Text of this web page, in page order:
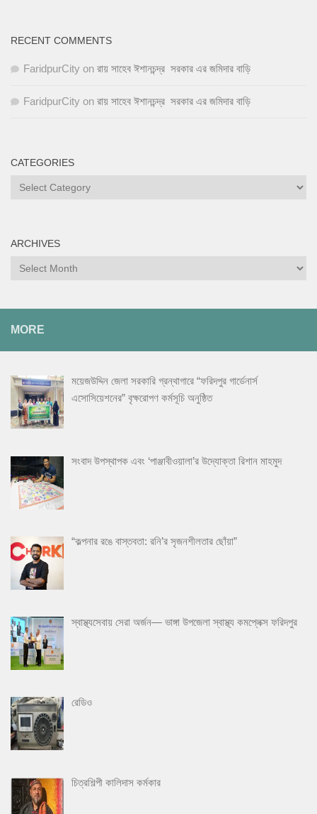
RECENT COMMENTS
FaridpurCity on রায় সাহেব ঈশানচন্দ্র সরকার এর জমিদার বাড়ি
FaridpurCity on রায় সাহেব ঈশানচন্দ্র সরকার এর জমিদার বাড়ি
CATEGORIES
ARCHIVES
MORE
ময়েজউদ্দিন জেলা সরকারি গ্রন্থাগারে “ফরিদপুর গার্ডেনার্স
এসোসিয়েশনের” বৃক্ষরোপণ কর্মসূচি অনুষ্ঠিত
সংবাদ উপস্থাপক এবং ‘পাঞ্জাবীওয়ালা’র উদ্যোক্তা রিশান মাহমুদ
“কল্পনার রঙে বাস্তবতা: রনি’র সৃজনশীলতার ছোঁয়া”
স্বাস্থ্যসেবায় সেরা অর্জন— ভাঙ্গা উপজেলা স্বাস্থ্য কমপ্লেক্স ফরিদপুর
রেডিও
চিত্রশিল্পী কালিদাস কর্মকার